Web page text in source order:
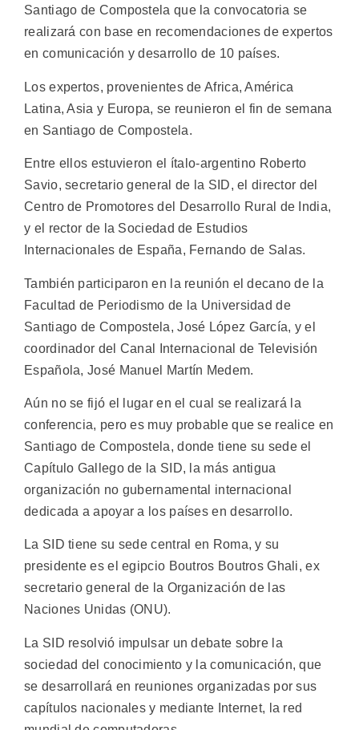
Santiago de Compostela que la convocatoria se
realizará con base en recomendaciones de expertos
en comunicación y desarrollo de 10 países.
Los expertos, provenientes de Africa, América
Latina, Asia y Europa, se reunieron el fin de semana
en Santiago de Compostela.
Entre ellos estuvieron el ítalo-argentino Roberto
Savio, secretario general de la SID, el director del
Centro de Promotores del Desarrollo Rural de India,
y el rector de la Sociedad de Estudios
Internacionales de España, Fernando de Salas.
También participaron en la reunión el decano de la
Facultad de Periodismo de la Universidad de
Santiago de Compostela, José López García, y el
coordinador del Canal Internacional de Televisión
Española, José Manuel Martín Medem.
Aún no se fijó el lugar en el cual se realizará la
conferencia, pero es muy probable que se realice en
Santiago de Compostela, donde tiene su sede el
Capítulo Gallego de la SID, la más antigua
organización no gubernamental internacional
dedicada a apoyar a los países en desarrollo.
La SID tiene su sede central en Roma, y su
presidente es el egipcio Boutros Boutros Ghali, ex
secretario general de la Organización de las
Naciones Unidas (ONU).
La SID resolvió impulsar un debate sobre la
sociedad del conocimiento y la comunicación, que
se desarrollará en reuniones organizadas por sus
capítulos nacionales y mediante Internet, la red